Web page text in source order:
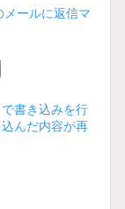
ールに返信マ
書き込みを行
んだ内容が再